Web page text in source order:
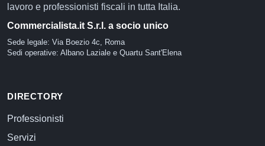
lavoro e professionisti fiscali in tutta Italia.
Commercialista.it S.r.l. a socio unico
Sede legale: Via Boezio 4c, Roma
Sedi operative: Albano Laziale e Quartu Sant'Elena
DIRECTORY
Professionisti
Servizi